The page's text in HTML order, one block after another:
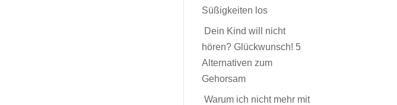
Süßigkeiten los
Dein Kind will nicht
hören? Glückwunsch! 5
Alternativen zum
Gehorsam
Warum ich nicht mehr mit